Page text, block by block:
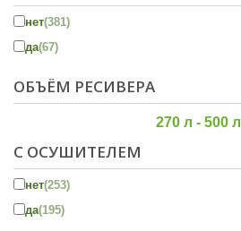
нет(381)
да(67)
ОБЪЁМ РЕСИВЕРА
270 л - 500 л
С ОСУШИТЕЛЕМ
нет(253)
да(195)